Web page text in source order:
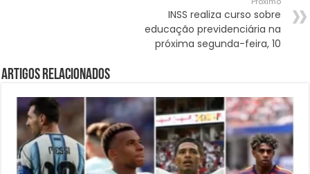
INSS realiza curso sobre
educação previdenciária na
próxima segunda-feira, 10
Artigos Relacionados